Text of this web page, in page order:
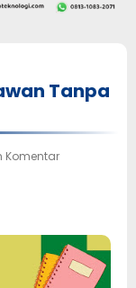
Tanpa
Komentar